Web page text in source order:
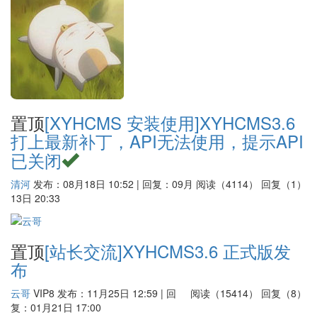
置顶[XYHCMS 安装使用]XYHCMS3.6
打上最新补丁，API无法使用，提示API
已关闭
阅读（4114） 回复（1）
清河 发布：08月18日 10:52 | 回复：09月
13日 20:33
置顶[站长交流]XYHCMS3.6 正式版发
布
阅读（15414） 回复（8）
云哥 VIP8 发布：11月25日 12:59 | 回
复：01月21日 17:00